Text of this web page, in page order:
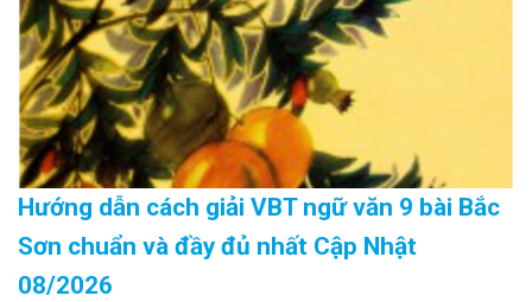
Hướng dẫn cách giải VBT ngữ văn 9 bài Bắc
Sơn chuẩn và đầy đủ nhất Cập Nhật
08/2026